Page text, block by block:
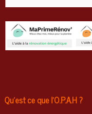
Qu'est ce que l'O.P.A.H ?